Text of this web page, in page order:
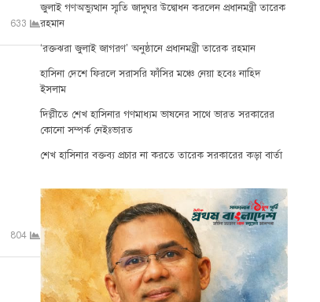
633
804
জুলাই গণঅভ্যুত্থান স্মৃতি জাদুঘর উদ্বোধন করলেন প্রধানমন্ত্রী তারেক
রহমান
‘রক্তঝরা জুলাই জাগরণ’ অনুষ্ঠানে প্রধানমন্ত্রী তারেক রহমান
হাসিনা দেশে ফিরলে সরাসরি ফাঁসির মঞ্চে নেয়া হবেঃ নাহিদ
ইসলাম
দিল্লীতে শেখ হাসিনার গণমাধ্যম ভাষনের সাথে ভারত সরকারের
কোনো সম্পর্ক নেইঃভারত
শেখ হাসিনার বক্তব্য প্রচার না করতে তারেক সরকারের কড়া বার্তা